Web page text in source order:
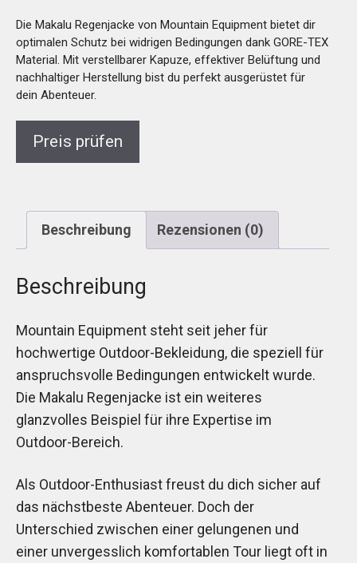
Die Makalu Regenjacke von Mountain Equipment bietet dir
optimalen Schutz bei widrigen Bedingungen dank GORE-TEX
Material. Mit verstellbarer Kapuze, effektiver Belüftung und
nachhaltiger Herstellung bist du perfekt ausgerüstet für
dein Abenteuer.
Preis prüfen
Beschreibung Rezensionen (0)
Beschreibung
Mountain Equipment steht seit jeher für
hochwertige Outdoor-Bekleidung, die speziell für
anspruchsvolle Bedingungen entwickelt wurde.
Die Makalu Regenjacke ist ein weiteres
glanzvolles Beispiel für ihre Expertise im
Outdoor-Bereich.
Als Outdoor-Enthusiast freust du dich sicher auf
das nächstbeste Abenteuer. Doch der
Unterschied zwischen einer gelungenen und
einer unvergesslich komfortablen Tour liegt oft in